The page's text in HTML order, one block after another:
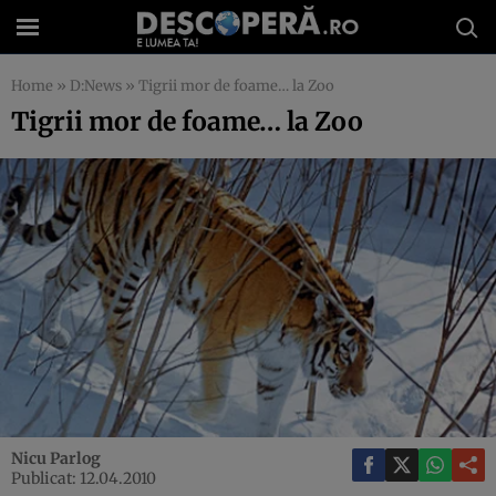
Home » D:News » Tigrii mor de foame… la Zoo
Tigrii mor de foame… la Zoo
Nicu Parlog
Publicat: 12.04.2010